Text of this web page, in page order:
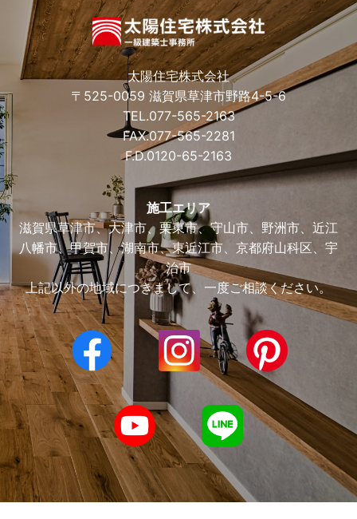
太陽住宅株式会社
〒525-0059 滋賀県草津市野路4-5-6
TEL.077-565-2163
FAX.077-565-2281
F.D.0120-65-2163
施工エリア
滋賀県草津市、大津市、栗東市、守山市、野洲市、近江
八幡市、甲賀市、湖南市、東近江市、京都府山科区、宇
治市
上記以外の地域につきまして、一度ご相談ください。